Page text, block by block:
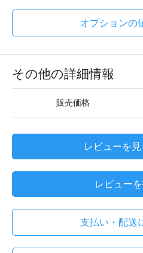
オプションの
その他の詳細情報
販売価格
レビューを
レビュー
支払い・配送